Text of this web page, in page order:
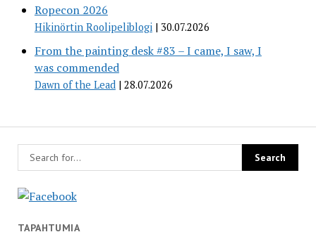
Ropecon 2026
Hikinörtin Roolipeliblogi 30.07.2026
From the painting desk #83 – I came, I saw, I
was commended
Dawn of the Lead 28.07.2026
TAPAHTUMIA